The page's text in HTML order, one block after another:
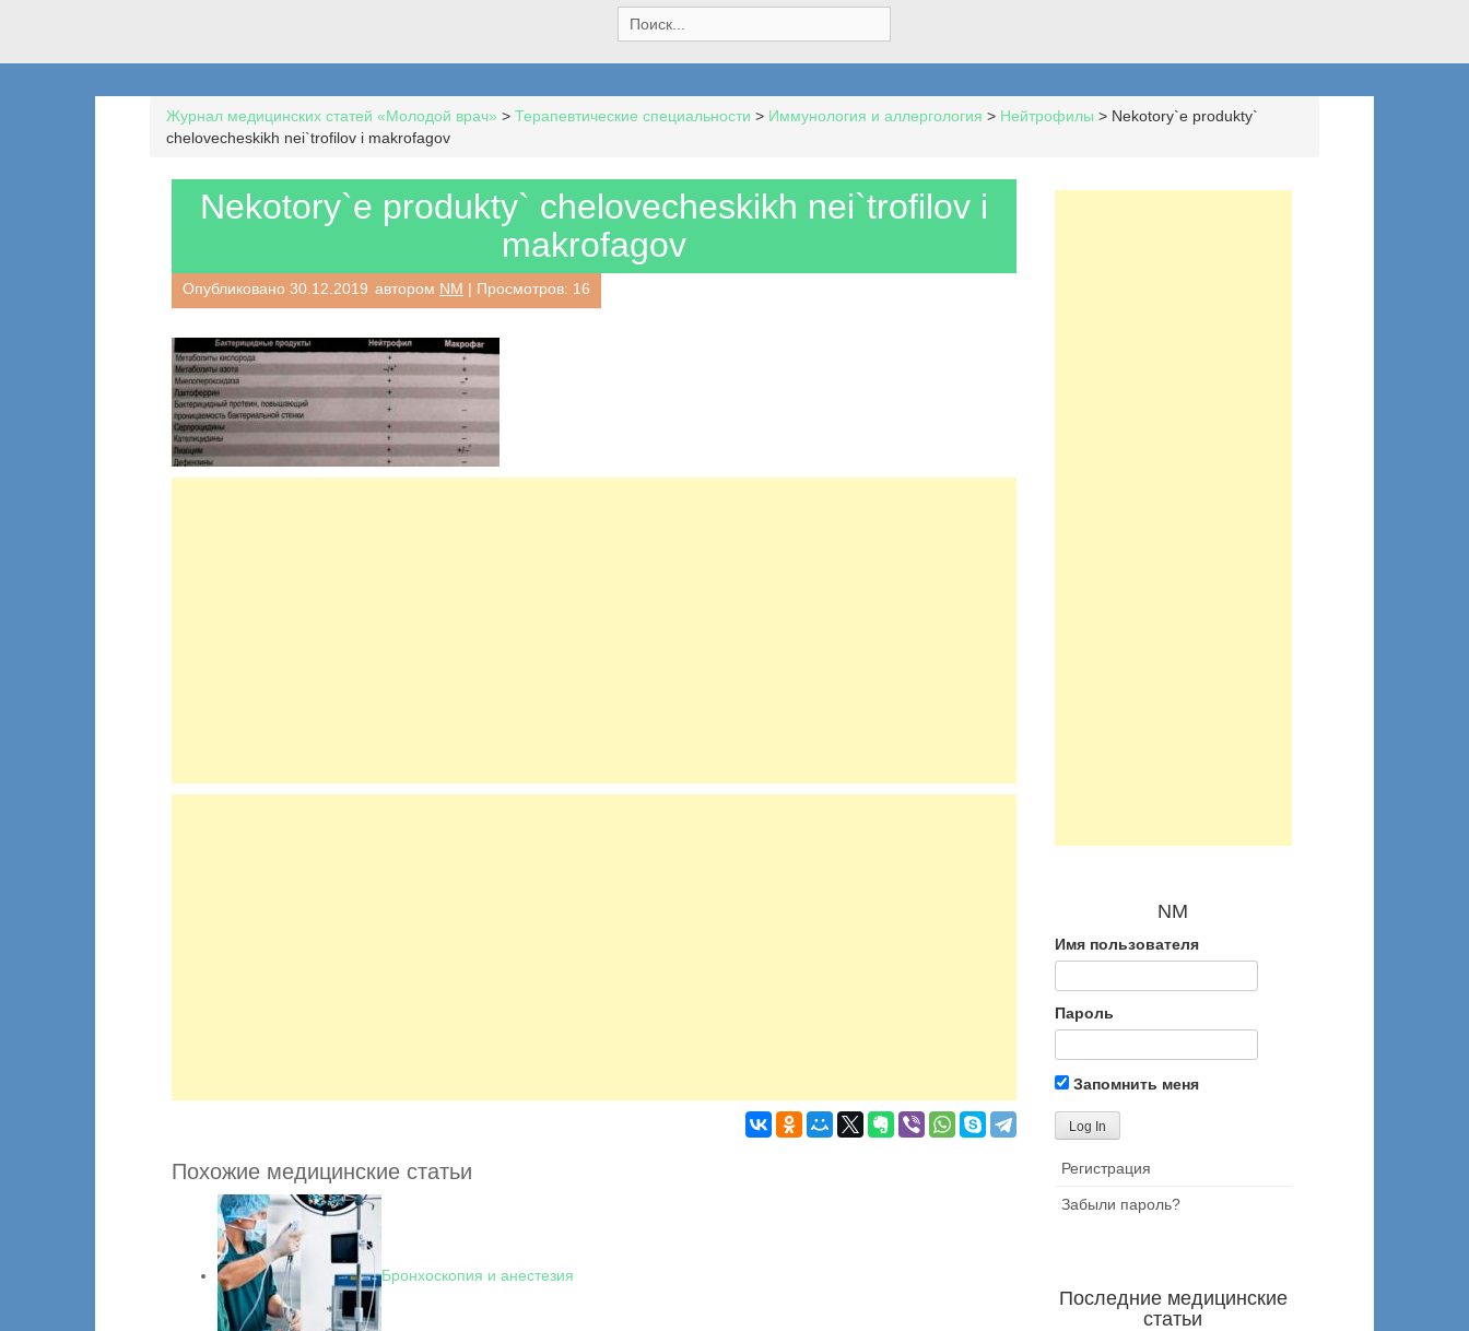
e
a
h
:
Журнал медицинских статей «Молодой врач» > Терапевтические специальности > Иммунология и аллергология > Нейтрофилы > Nekotory`e produkty`
chelovecheskikh nei`trofilov i makrofagov
Nekotory`e produkty` chelovecheskikh nei`trofilov i
makrofagov
Опубликовано 30.12.2019 автором NM | Просмотров: 16
Похожие медицинские статьи
Бронхоскопия и анестезия
NM
Имя пользователя
Пароль
Запомнить меня
Регистрация
Забыли пароль?
Последние медицинские
статьи